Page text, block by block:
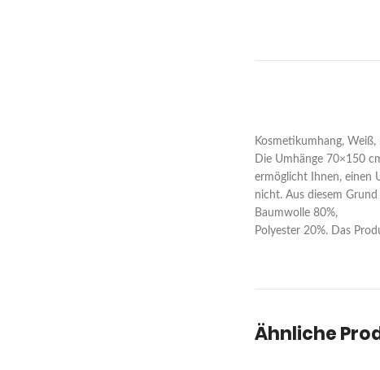
Kosmetikumhang, Weiß,
Die Umhänge 70×150
ermöglicht Ihnen, einen
nicht. Aus diesem
Baumwolle 80%,
Polyester 20%. Das
Ähnliche